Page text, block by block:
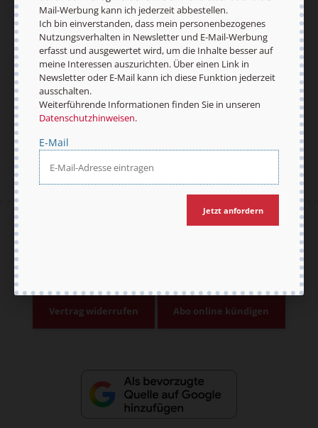
unseren Datenschutzhinweisen.
E-Mail
Vertrag widerrufen Abo online kündigen
Mail-Werbung kann ich jederzeit abbestellen.
Ich bin einverstanden, dass mein personenbezogenes
Nutzungsverhalten in Newsletter und E-Mail-Werbung
erfasst und ausgewertet wird, um die Inhalte besser auf
meine Interessen auszurichten. Über einen Link in
Newsletter oder E-Mail kann ich diese Funktion jederzeit
ausschalten.
Weiterführende Informationen finden Sie in unseren
Datenschutzhinweisen.
E-Mail
Jetzt anfordern